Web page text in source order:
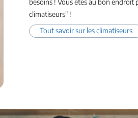
besoins ! Vous êtes au bon
climatiseurs" !
Tout savoir sur les climatiseurs